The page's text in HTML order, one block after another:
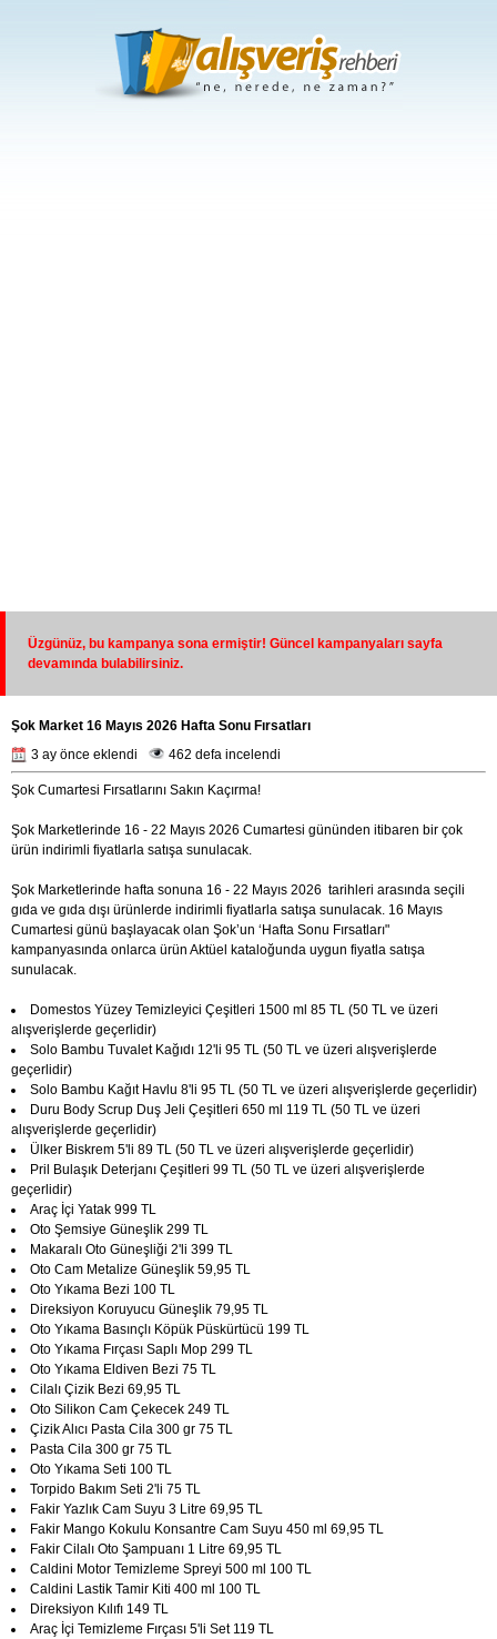
Üzgünüz, bu kampanya sona ermiştir! Güncel kampanyaları sayfa
devamında bulabilirsiniz.
Şok Market 16 Mayıs 2026 Hafta Sonu Fırsatları
3 ay önce eklendi
462 defa incelendi
Şok Cumartesi Fırsatlarını Sakın Kaçırma!
Şok Marketlerinde 16 - 22 Mayıs 2026 Cumartesi gününden itibaren bir çok
ürün indirimli fiyatlarla satışa sunulacak.
Şok Marketlerinde hafta sonuna 16 - 22 Mayıs 2026 tarihleri arasında seçili
gıda ve gıda dışı ürünlerde indirimli fiyatlarla satışa sunulacak. 16 Mayıs
Cumartesi günü başlayacak olan Şok’un ‘Hafta Sonu Fırsatları"
kampanyasında onlarca ürün Aktüel kataloğunda uygun fiyatla satışa
sunulacak.
Domestos Yüzey Temizleyici Çeşitleri 1500 ml 85 TL (50 TL ve üzeri
alışverişlerde geçerlidir)
Solo Bambu Tuvalet Kağıdı 12'li 95 TL (50 TL ve üzeri alışverişlerde
geçerlidir)
Solo Bambu Kağıt Havlu 8'li 95 TL (50 TL ve üzeri alışverişlerde geçerlidir)
Duru Body Scrup Duş Jeli Çeşitleri 650 ml 119 TL (50 TL ve üzeri
alışverişlerde geçerlidir)
Ülker Biskrem 5'li 89 TL (50 TL ve üzeri alışverişlerde geçerlidir)
Pril Bulaşık Deterjanı Çeşitleri 99 TL (50 TL ve üzeri alışverişlerde
geçerlidir)
Araç İçi Yatak 999 TL
Oto Şemsiye Güneşlik 299 TL
Makaralı Oto Güneşliği 2'li 399 TL
Oto Cam Metalize Güneşlik 59,95 TL
Oto Yıkama Bezi 100 TL
Direksiyon Koruyucu Güneşlik 79,95 TL
Oto Yıkama Basınçlı Köpük Püskürtücü 199 TL
Oto Yıkama Fırçası Saplı Mop 299 TL
Oto Yıkama Eldiven Bezi 75 TL
Cilalı Çizik Bezi 69,95 TL
Oto Silikon Cam Çekecek 249 TL
Çizik Alıcı Pasta Cila 300 gr 75 TL
Pasta Cila 300 gr 75 TL
Oto Yıkama Seti 100 TL
Torpido Bakım Seti 2'li 75 TL
Fakir Yazlık Cam Suyu 3 Litre 69,95 TL
Fakir Mango Kokulu Konsantre Cam Suyu 450 ml 69,95 TL
Fakir Cilalı Oto Şampuanı 1 Litre 69,95 TL
Caldini Motor Temizleme Spreyi 500 ml 100 TL
Caldini Lastik Tamir Kiti 400 ml 100 TL
Direksiyon Kılıfı 149 TL
Araç İçi Temizleme Fırçası 5'li Set 119 TL